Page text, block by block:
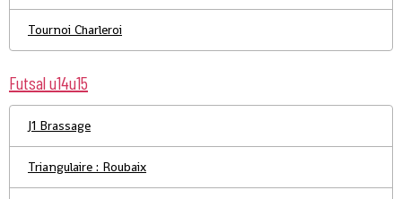
Tournoi Charleroi
Futsal u14u15
J1 Brassage
Triangulaire : Roubaix